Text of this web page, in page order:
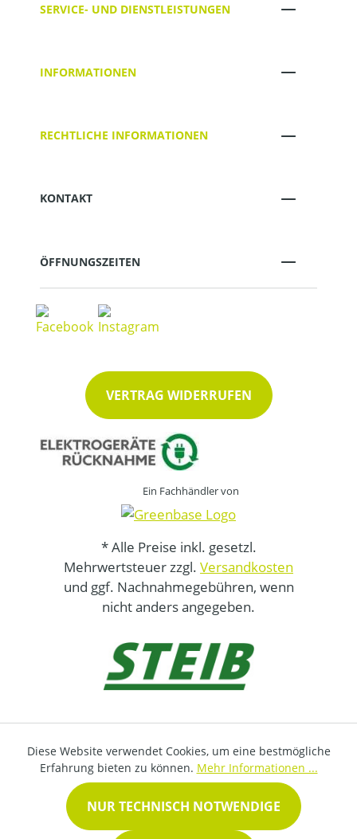
SERVICE- UND DIENSTLEISTUNGEN
INFORMATIONEN
RECHTLICHE INFORMATIONEN
KONTAKT
ÖFFNUNGSZEITEN
VERTRAG WIDERRUFEN
Ein Fachhändler von
* Alle Preise inkl. gesetzl.
Mehrwertsteuer zzgl. Versandkosten
und ggf. Nachnahmegebühren, wenn
nicht anders angegeben.
Diese Website verwendet Cookies, um eine bestmögliche
Erfahrung bieten zu können. Mehr Informationen ...
NUR TECHNISCH NOTWENDIGE